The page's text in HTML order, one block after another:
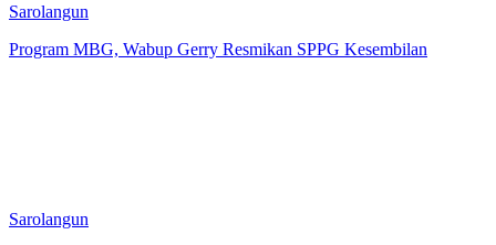
Sarolangun
Program MBG, Wabup Gerry Resmikan SPPG Kesembilan
Sarolangun